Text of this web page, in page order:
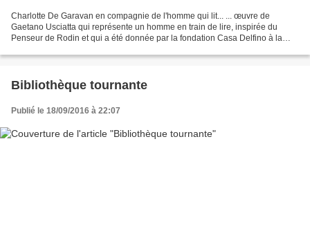
Charlotte De Garavan en compagnie de l'homme qui lit... ... œuvre de
Gaetano Usciatta qui représente un homme en train de lire, inspirée du
Penseur de Rodin et qui a été donnée par la fondation Casa Delfino à la
Bibliothèque tournante
Publié le 18/09/2016 à 22:07